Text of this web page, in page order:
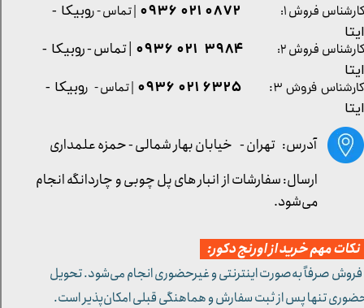
کارشناس فروش ۳: ۶۳۲۵ ۰۲۱ ۰۹۳۶ | تماس - روبیکا -
ایتا
آدرس: تهران - خیابان بهار شمالی - حمزه علمداری
مهم خرید از اورنج دکور:
صرفاً به‌صورت اینترنتی و غیرحضوری انجام می‌شود. تحویل
تنها پس از ثبت سفارش و هماهنگی قبلی امکان‌پذیر است.
کارشناس فروش ۱: 0872 021 0936 | تماس - روبیکا -
ایتا
کارشناس فروش ۲:
۳۹۸۴ ۰۲۱ ۰۹۳۶ | تماس - روبیکا -
ایتا
ارسال: سفارشات از انبار های پل چوبی و چاردانگه انجام
می‌شود.